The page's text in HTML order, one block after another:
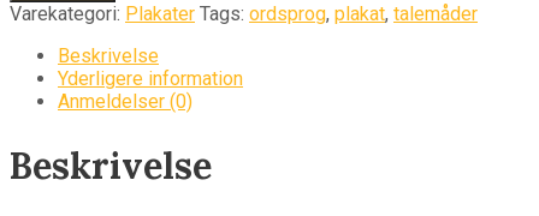
Varekategori: Plakater Tags: ordsprog, plakat, talemåder
Beskrivelse
Yderligere information
Anmeldelser (0)
Beskrivelse